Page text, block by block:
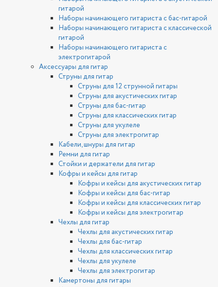
гитарой
Наборы начинающего гитариста с бас-гитарой
Наборы начинающего гитариста с классической
гитарой
Наборы начинающего гитариста с
электрогитарой
Аксессуары для гитар
Струны для гитар
Струны для 12 струнной гитары
Струны для акустических гитар
Струны для бас-гитар
Струны для классических гитар
Струны для укулеле
Струны для электрогитар
Кабели, шнуры для гитар
Ремни для гитар
Стойки и держатели для гитар
Кофры и кейсы для гитар
Кофры и кейсы для акустических гитар
Кофры и кейсы для бас-гитар
Кофры и кейсы для классических гитар
Кофры и кейсы для электрогитар
Чехлы для гитар
Чехлы для акустических гитар
Чехлы для бас-гитар
Чехлы для классических гитар
Чехлы для укулеле
Чехлы для электрогитар
Камертоны для гитары